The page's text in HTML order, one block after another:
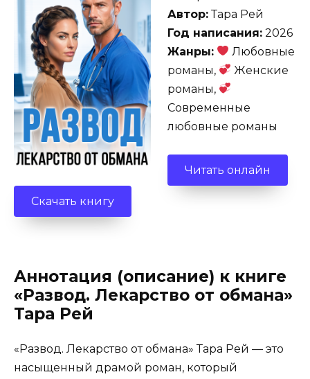
Автор:Тара Рей
Год написания: 2026
Жанры:
Любовные
романы,
Женские
романы,
Современные
любовные романы
Читать онлайн
Скачать книгу
Аннотация (описание) к книге
«Развод. Лекарство от обмана»
Тара Рей
«Развод. Лекарство от обмана» Тара Рей — это
насыщенный драмой роман, который